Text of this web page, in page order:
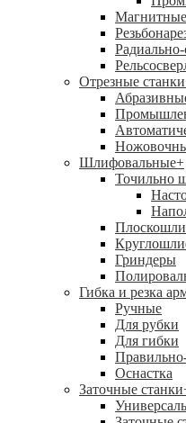
Магнитные
Отрезные станки
Шлифовальные+
Точильно
Гриндеры
Гибка и резка
Ручные
Для рубки
Для гибки
Оснастка
Заточные станки